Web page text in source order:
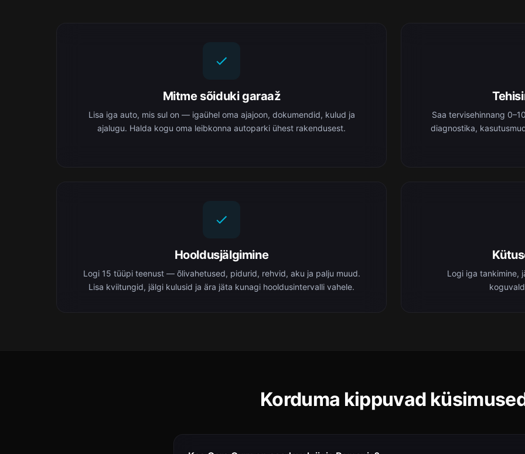
Mitme sõiduki garaaž
Lisa iga auto, mis sul on — igaühel oma ajajoon, dokumendid, kulud ja
ajalugu. Halda kogu oma leibkonna autoparki ühest rakendusest.
Saa tervisehinnang
diagnostika,
Hooldusjälgimine
Logi 15 tüüpi teenust — õlivahetused, pidurid, rehvid, aku ja palju muud.
Lisa kviitungid, jälgi kulusid ja ära jäta kunagi hooldusintervalli vahele.
Logi iga tankimine,
Korduma kippuvad